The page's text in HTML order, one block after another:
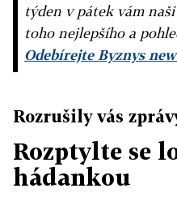
týden v pátek vám
toho nejlepšího a
Odebírejte Byznys
Rozrušily vás
Rozptylte se
hádankou